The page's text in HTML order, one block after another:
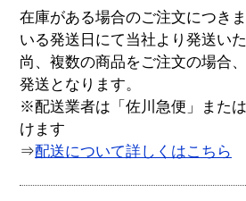
在庫がある場合のご注文につき
いる発送日にて当社より発送い
尚、複数の商品をご注文の場合
発送となります。
※配送業者は「佐川急便」また
けます
⇒配送について詳しくはこちら